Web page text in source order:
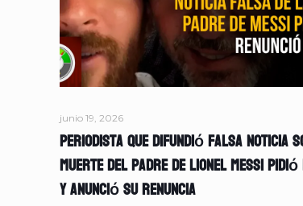
junio 19, 2026
Periodista que difundió falsa noticia
muerte del padre de Lionel Messi
y anunció su renuncia